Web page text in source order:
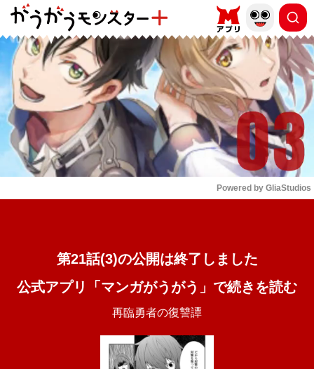
もっと読む
Powered by GliaStudios
第21話(3)の公開は終了しました
公式アプリ「マンガがうがう」で続きを読む
再臨勇者の復讐譚